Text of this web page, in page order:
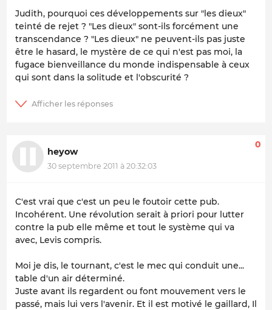
Judith, pourquoi ces développements sur "les dieux"
teinté de rejet ? "Les dieux" sont-ils forcément une
transcendance ? "Les dieux" ne peuvent-ils pas juste
être le hasard, le mystère de ce qui n'est pas moi, la
fugace bienveillance du monde indispensable à ceux
qui sont dans la solitude et l'obscurité ?
heyow
30 septembre 2011 à 20:32:03
0
C'est vrai que c'est un peu le foutoir cette pub.
Incohérent. Une révolution serait à priori pour lutter
contre la pub elle même et tout le système qui va
avec, Levis compris.
Moi je dis, le tournant, c'est le mec qui conduit une...
table d'un air déterminé.
Juste avant ils regardent ou font mouvement vers le
passé, mais lui vers l'avenir. Et il est motivé le gaillard, Il